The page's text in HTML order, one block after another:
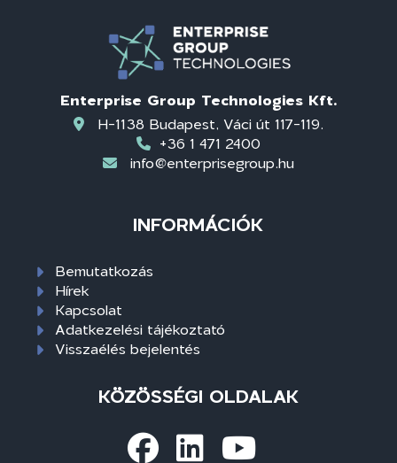
Enterprise Group Technologies Kft.
H-1138 Budapest, Váci út 117-119.
+36 1 471 2400
info@enterprisegroup.hu
INFORMÁCIÓK
Bemutatkozás
Hírek
Kapcsolat
Adatkezelési tájékoztató
Visszaélés bejelentés
KÖZÖSSÉGI OLDALAK